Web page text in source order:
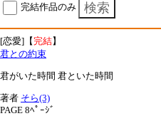
完結作品のみ
[恋愛]【完結】
君との約束
君がいた時間 君といた時間
著者 そら(3)
PAGE 8ﾍﾟｰｼﾞ